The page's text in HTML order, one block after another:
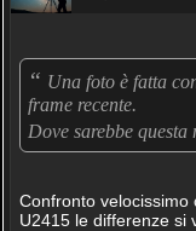
“ Una foto è fatta
frame recente.
Dove sarebbe
Confronto velocissimo
U2415 le differenze si